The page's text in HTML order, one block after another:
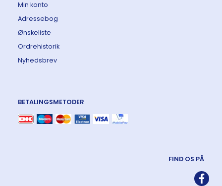
Min konto
Adressebog
Ønskeliste
Ordrehistorik
Nyhedsbrev
BETALINGSMETODER
FIND OS PÅ